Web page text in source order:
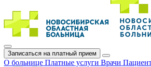
Записаться на платный прием
О больнице Платные услуги Врачи